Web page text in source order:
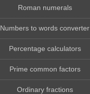
Roman numerals
Numbers to words converter
Percentage calculators
Prime common factors
Ordinary fractions